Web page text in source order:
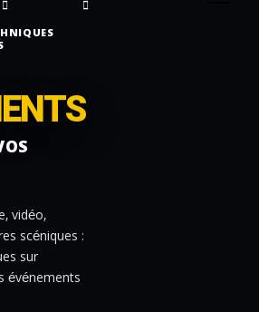
vidéo,
scéniques :
sur
événements